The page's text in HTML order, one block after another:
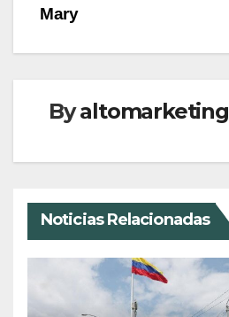
Mary
Byaltomarketing
Noticias Relacionadas